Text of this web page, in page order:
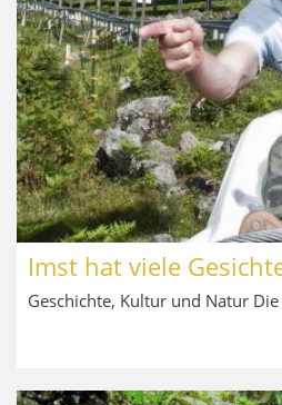
Imst hat viele
Geschichte, Kultur und Natur